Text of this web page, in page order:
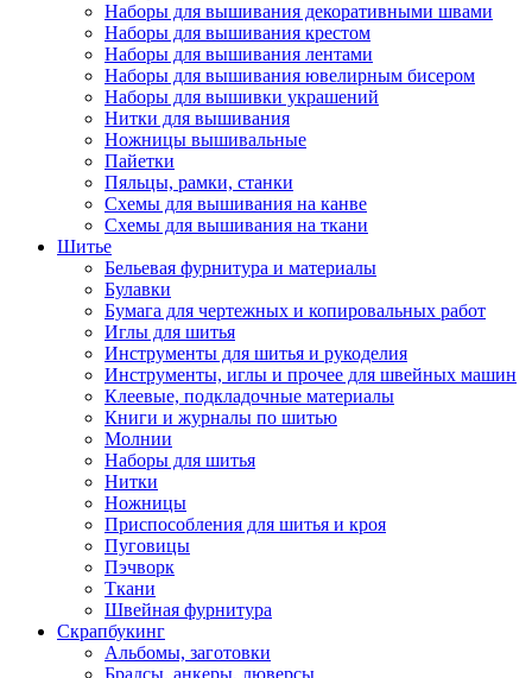
Наборы для вышивания декоративными швами
Наборы для вышивания крестом
Наборы для вышивания лентами
Наборы для вышивания ювелирным бисером
Наборы для вышивки украшений
Нитки для вышивания
Ножницы вышивальные
Пайетки
Пяльцы, рамки, станки
Схемы для вышивания на канве
Схемы для вышивания на ткани
Шитье
Бельевая фурнитура и материалы
Булавки
Бумага для чертежных и копировальных работ
Иглы для шитья
Инструменты для шитья и рукоделия
Инструменты, иглы и прочее для швейных машин
Клеевые, подкладочные материалы
Книги и журналы по шитью
Молнии
Наборы для шитья
Нитки
Ножницы
Приспособления для шитья и кроя
Пуговицы
Пэчворк
Ткани
Швейная фурнитура
Скрапбукинг
Альбомы, заготовки
Брадсы, анкеры, люверсы